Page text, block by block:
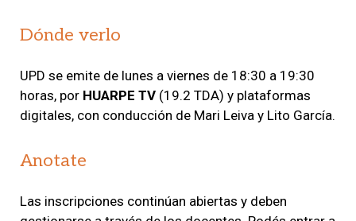
Dónde verlo
UPD se emite de lunes a viernes de 18:30 a 19:30
horas, por HUARPE TV (19.2 TDA) y plataformas
digitales, con conducción de Mari Leiva y Lito García.
Anotate
Las inscripciones continúan abiertas y deben